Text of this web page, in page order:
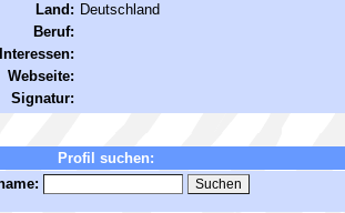
Land: Deutschland
Beruf:
Interessen:
Webseite:
Signatur:
Profil suchen: